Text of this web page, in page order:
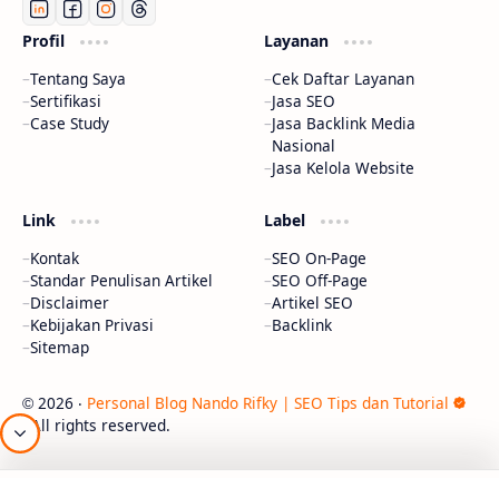
Profil
Tentang Saya
Sertifikasi
Case Study
Layanan
Cek Daftar Layanan
Jasa SEO
Jasa Backlink Media
Nasional
Jasa Kelola Website
Link
Kontak
Standar Penulisan Artikel
Disclaimer
Kebijakan Privasi
Sitemap
Label
SEO On-Page
SEO Off-Page
Artikel SEO
Backlink
© 2026 ‧ Personal Blog Nando Rifky | SEO Tips dan Tutorial
‧ All rights reserved.